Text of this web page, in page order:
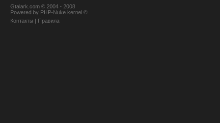
Gtalark.com © 2004 - 2008
Powered by PHP-Nuke kernel ©
Контакты | Правила